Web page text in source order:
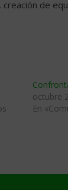
de
octubre
En